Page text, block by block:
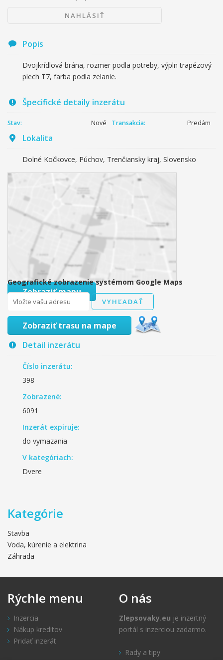
NAHLÁSIŤ
Popis
Dvojkrídlová brána, rozmer podla potreby, výpln trapézový
plech T7, farba podla zelanie.
Špecifické detaily inzerátu
Stav: Nové Transakcia: Predám
Lokalita
Dolné Kočkovce, Púchov, Trenčiansky kraj, Slovensko
Zobraziť mapu
Geografické zobrazenie systémom Google Maps
Zobraziť trasu na mape
Detail inzerátu
Číslo inzerátu:
398
Zobrazené:
6091
Inzerát expiruje:
do vymazania
V kategóriach:
Dvere
Kategórie
Stavba
Voda, kúrenie a elektrina
Záhrada
Rýchle menu
Inzercia
Nákup kreditov
Pridať inzerát
O nás
Zlepsovaky.eu je inzertný
portál s inzerciou zadarmo.
Rady a tipy